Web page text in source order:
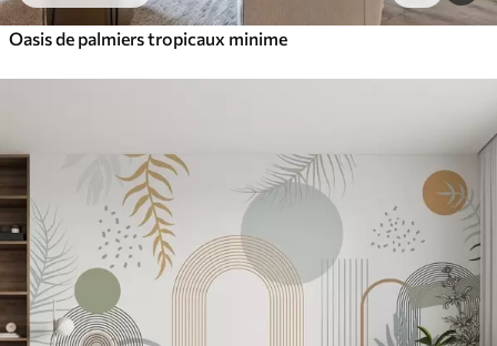
Oasis de palmiers tropicaux minime